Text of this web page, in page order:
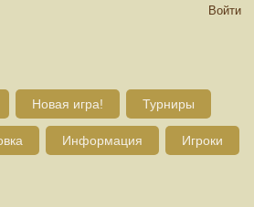
Войти
Новая игра! Турниры
Информация Игроки